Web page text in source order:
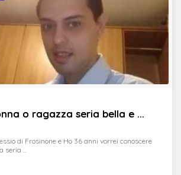
o ragazza seria bella e ...
di Frosinone e Ho 36 anni vorrei conoscere
seria ...